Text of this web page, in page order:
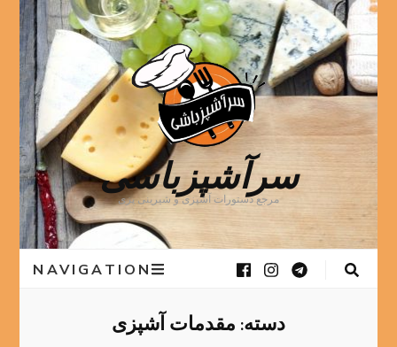
سرآشپزباشی
مرجع دستورات آشپزی و شیرینی پزی
NAVIGATION
دسته: مقدمات آشپزی